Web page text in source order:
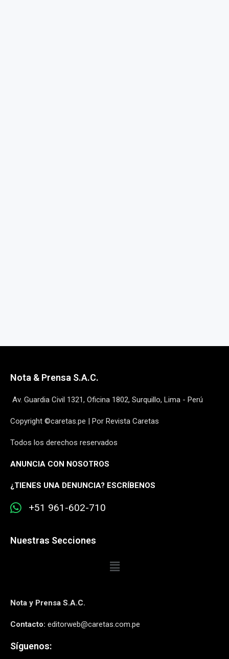
Nota & Prensa S.A.C.
Av. Guardia Civil 1321, Oficina 1802, Surquillo, Lima - Perú
Copyright ©caretas.pe | Por Revista Caretas
Todos los derechos reservados
ANUNCIA CON NOSOTROS
¿TIENES UNA DENUNCIA? ESCRÍBENOS
+51 961-602-710
Nuestras Secciones
Nota y Prensa S.A.C.
Contacto: editorweb@caretas.com.pe
Síguenos: